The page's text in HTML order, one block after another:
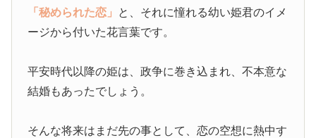
「秘められた恋」 と、それに憧れる幼い姫君のイメ
ージから付いた花言葉です。
平安時代以降の姫は、政争に巻き込まれ、不本意な
結婚もあったでしょう。
そんな将来はまだ先の事として、恋の空想に熱中す